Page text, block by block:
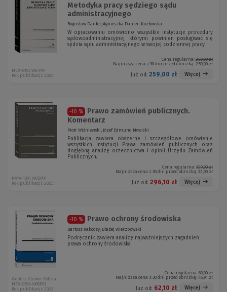
Metodyka pracy sędziego sądu
administracyjnego
Bogusław Dauter, Agnieszka Dauter-Kozłowska
W opracowaniu omówiono wszystkie instytucje procedury
sądowoadministracyjnej, którymi powinien posługiwać się
sędzia sądu administracyjnego w swojej codziennej pracy.
Cena regularna: 259,00 zł
Najniższa cena z 30 dni przed obniżką: 259,00 zł
Już od: 259,00 zł Więcej
NEX-0193 W07P01
Rok publikacji: 2023
-10 %
Prawo zamówień publicznych.
Komentarz
Piotr Wiśniewski, Józef Edmund Nowicki
Publikacja zawiera obszerne i szczegółowe omówienie
wszystkich instytucji Prawa zamówień publicznych oraz
dogłębną analizę orzecznictwa i opinii Urzędu Zamówień
Publicznych.
Cena regularna: 329,00 zł
Najniższa cena z 30 dni przed obniżką: 32,90 zł
Już od: 296,10 zł Więcej
KAM-1831 W05P01
Rok publikacji: 2023
-10 % Prawo ochrony środowiska
Bartosz Rakoczy, Błażej Wierzbowski
Podręcznik zawiera analizę najważniejszych zagadnień
prawa ochrony środowiska.
Cena regularna: 69,00 zł
Najniższa cena z 30 dni przed obniżką: 46,91 zł
Już od: 62,10 zł Więcej
Wolters Kluwer Polska
NEX-0394 W08P01
Rok publikacji: 2023